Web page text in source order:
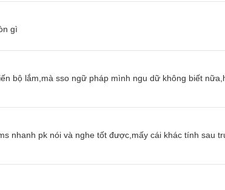
gì
bộ lắm,mà sso ngữ pháp mình ngu dữ không biết
nhanh pk nói và nghe tốt được,mấy cái khác tính sau